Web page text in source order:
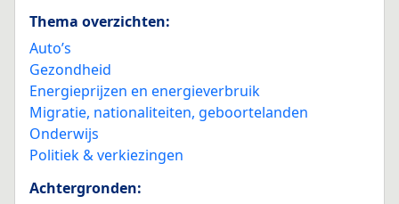
Thema overzichten:
Auto’s
Gezondheid
Energieprijzen en energieverbruik
Migratie, nationaliteiten, geboortelanden
Onderwijs
Politiek & verkiezingen
Achtergronden: